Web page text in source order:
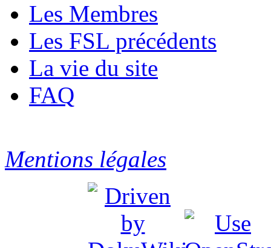
Les Membres
Les FSL précédents
La vie du site
FAQ
Mentions légales